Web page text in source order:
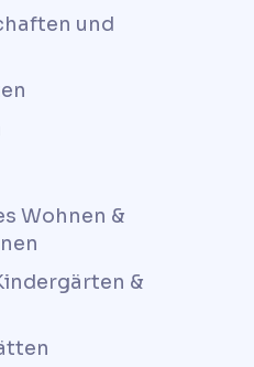
und
Wohnen &
&